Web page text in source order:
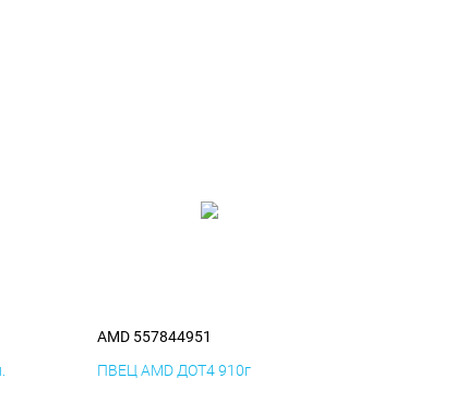
AMD 557844951
ПВЕЦ AMD ДОТ4 910г